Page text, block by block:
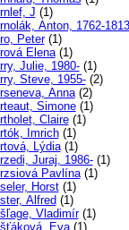
J (1)
Anton, 1762-1813
Peter(1)
Elena(1)
Julie, 1980-(1)
Steve, 1955-(2)
Anna(2)
Simone(1)
Claire(1)
Imrich(1)
Lýdia(1)
Juraj, 1986-(1)
Pavlína(1)
Horst(1)
Alfred (1)
Vladimír(1)
Eva(1)